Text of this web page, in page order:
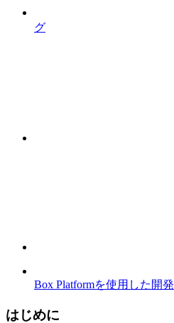
グ
Box Platformを使用した開発
はじめに